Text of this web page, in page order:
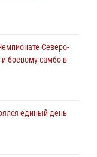
Северо-
и боевому самбо в
единый день